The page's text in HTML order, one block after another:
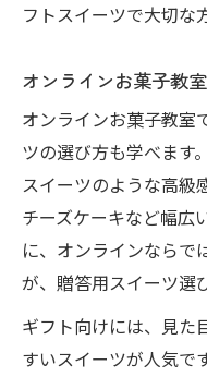
フトスイーツで大切な
オンラインお菓子教
オンラインお菓子教室
ツの選び方も学べます
スイーツのような高級
チーズケーキなど幅広
に、オンラインならで
が、贈答用スイーツ選
ギフト向けには、見た
すいスイーツが人気で